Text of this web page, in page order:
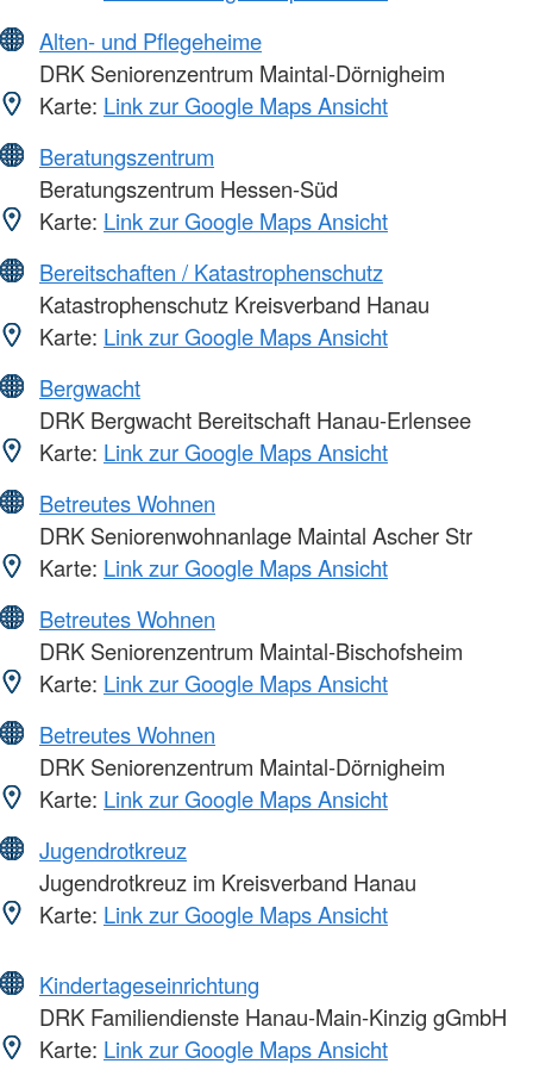
Alten- und Pflegeheime
DRK Seniorenzentrum Maintal-Dörnigheim
Karte: Link zur Google Maps Ansicht
Beratungszentrum
Beratungszentrum Hessen-Süd
Karte: Link zur Google Maps Ansicht
Bereitschaften / Katastrophenschutz
Katastrophenschutz Kreisverband Hanau
Karte: Link zur Google Maps Ansicht
Bergwacht
DRK Bergwacht Bereitschaft Hanau-Erlensee
Karte: Link zur Google Maps Ansicht
Betreutes Wohnen
DRK Seniorenwohnanlage Maintal Ascher Str
Karte: Link zur Google Maps Ansicht
Betreutes Wohnen
DRK Seniorenzentrum Maintal-Bischofsheim
Karte: Link zur Google Maps Ansicht
Betreutes Wohnen
DRK Seniorenzentrum Maintal-Dörnigheim
Karte: Link zur Google Maps Ansicht
Jugendrotkreuz
Jugendrotkreuz im Kreisverband Hanau
Karte: Link zur Google Maps Ansicht
Kindertageseinrichtung
DRK Familiendienste Hanau-Main-Kinzig gGmbH
Karte: Link zur Google Maps Ansicht